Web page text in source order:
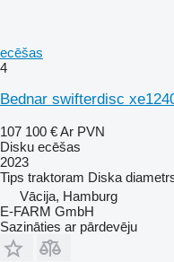
ecēšas
4
Bednar swifterdisc
107 100 €Ar PVN
Disku ecēšas
2023
Tips traktoram Diska
Vācija, Hamburg
E-FARM GmbH
Sazināties ar pārdevēju